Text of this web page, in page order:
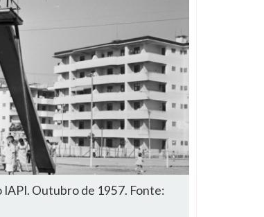
Outubro de 1957. Fonte: